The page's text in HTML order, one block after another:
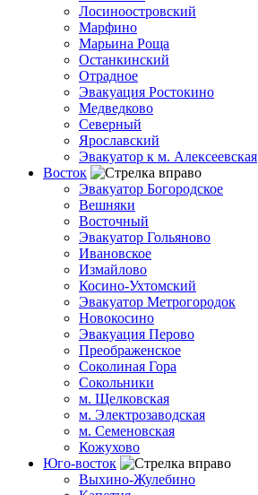
Лосиноостровский
Марфино
Марьина Роща
Останкинский
Отрадное
Эвакуация Ростокино
Медведково
Северный
Ярославский
Эвакуатор к м. Алексеевская
Восток
Эвакуатор Богородское
Вешняки
Восточный
Эвакуатор Гольяново
Ивановское
Измайлово
Косино-Ухтомский
Эвакуатор Метрогородок
Новокосино
Эвакуация Перово
Преображенское
Соколиная Гора
Сокольники
м. Щелковская
м. Электрозаводская
м. Семеновская
Кожухово
Юго-восток
Выхино-Жулебино